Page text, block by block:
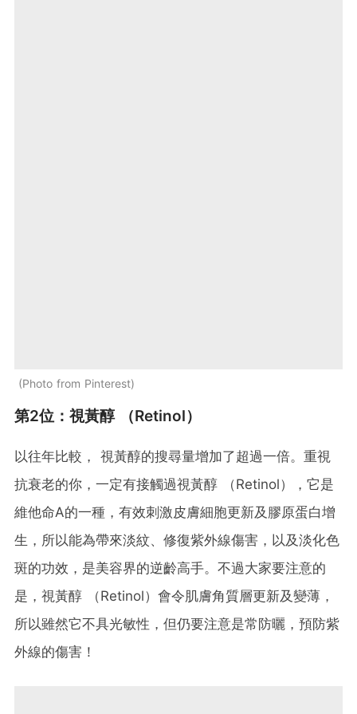
Photo from Pinterest
第2位：視黃醇 （Retinol）
以往年比較， 視黃醇的搜尋量增加了超過一倍。重視
抗衰老的你，一定有接觸過視黃醇 （Retinol），它是
維他命A的一種，有效刺激皮膚細胞更新及膠原蛋白增
生，所以能為帶來淡紋、修復紫外線傷害，以及淡化色
斑的功效，是美容界的逆齡高手。不過大家要注意的
是，視黃醇 （Retinol）會令肌膚角質層更新及變薄，
所以雖然它不具光敏性，但仍要注意是常防曬，預防紫
外線的傷害！